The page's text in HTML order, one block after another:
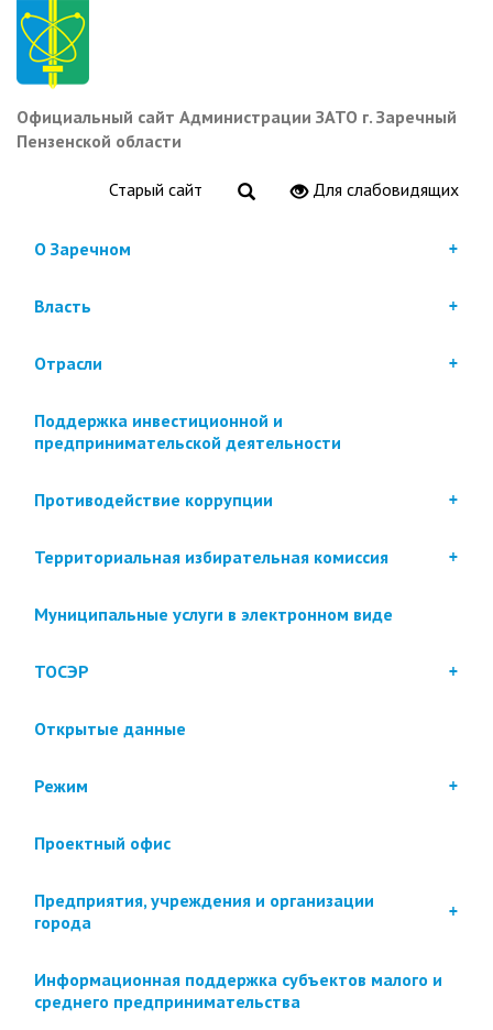
Перейти
основному
содержанию
Официальный сайт Администрации ЗАТО г. Заречный
Пензенской области
Старый сайт Для слабовидящих
О Заречном
Власть
Отрасли
Поддержка инвестиционной и
предпринимательской деятельности
Противодействие коррупции
Территориальная избирательная комиссия
Муниципальные услуги в электронном виде
ТОСЭР
Открытые данные
Режим
Проектный офис
Предприятия, учреждения и организации
города
Информационная поддержка субъектов малого и
среднего предпринимательства